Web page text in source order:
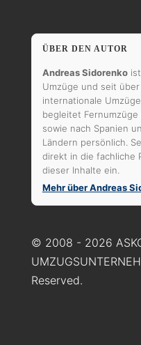
ÜBER DEN AUTOR
Andreas Sidorenkoist
Umzüge und seit über
internationale
begleitet
sowie nach Spanien
Ländern persönlich.
direkt in die fachliche
dieser Inhalte ein.
Mehr über Andreas
© 2008 - 2026
Reserved.